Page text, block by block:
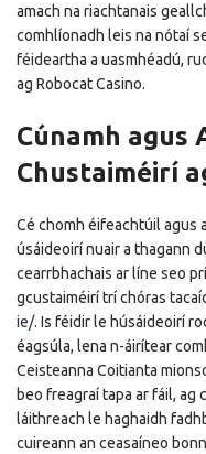
amach na riachtanais
comhlíonadh leis na nótaí
féideartha a uasmhéadú,
ag Robocat Casino.
Cúnamh agus
Chustaiméirí
Cé chomh éifeachtúil agus
úsáideoirí nuair a thagann
cearrbhachais ar líne seo
gcustaiméirí trí chóras
ie/. Is féidir le húsáideoirí
éagsúla, lena n-áirítear
Ceisteanna Coitianta
beo freagraí tapa ar fáil,
láithreach le haghaidh
cuireann an ceasaíneo